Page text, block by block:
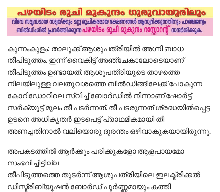
കുന്നംകുളം: താലൂക്ക് ആശുപത്രിയിൽ അഗ്നി ബാധ
തീപിടുത്തം. ഇന്ന് വൈകിട്ട് അഞ്ചേകാലോടെയാണ്
തീപിടുത്തം ഉണ്ടായത്. ആശുപത്രിയുടെ താഴത്തെ
നിലയിലുള്ള വലതുവശത്തെ ബിൽഡിങ്ങിലേക്ക് പോകുന്ന
കോറിഡോറിലെ സ്വിച്ച് ബോർഡിൽ നിന്നാണ് ഷോർട്ട്
സർക്യൂട്ട് മൂലം തീ പടർന്നത്. തീ പടരുന്നത് ശ്രദ്ധയിൽപ്പെട്ട
ഉടനെ അധികൃതർ ഇടപെട്ട് പ്രാഥമികമായി തീ
അണച്ചതിനാൽ വലിയൊരു ദുരന്തം ഒഴിവാകുകയായിരുന്നു.
അപകടത്തിൽ ആർക്കും പരിക്കുകളോ ആളപായമോ
സംഭവിച്ചിട്ടില്ല.
തീപിടുത്തത്തെ തുടർന്ന് ആശുപത്രിയിലെ ഇലക്ട്രിക്കൽ
ഡിസ്ട്രിബ്യൂഷൻ ബോർഡ് പൂർണ്ണമായും കത്തി